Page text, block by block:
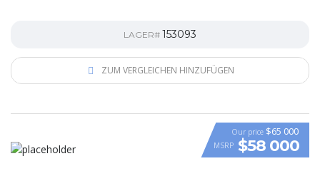
LAGER# 153093
ZUM VERGLEICHEN HINZUFÜGEN
VIDEO
Our price $65 000
MSRP $58 000